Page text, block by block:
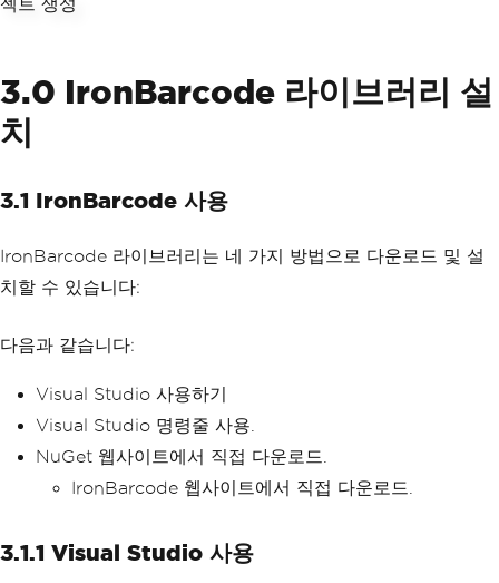
3.0 IronBarcode 라이브러리 설
치
3.1 IronBarcode 사용
IronBarcode 라이브러리는 네 가지 방법으로 다운로드 및 설
치할 수 있습니다:
다음과 같습니다:
Visual Studio 사용하기
Visual Studio 명령줄 사용.
NuGet 웹사이트에서 직접 다운로드.
IronBarcode 웹사이트에서 직접 다운로드.
3.1.1 Visual Studio 사용